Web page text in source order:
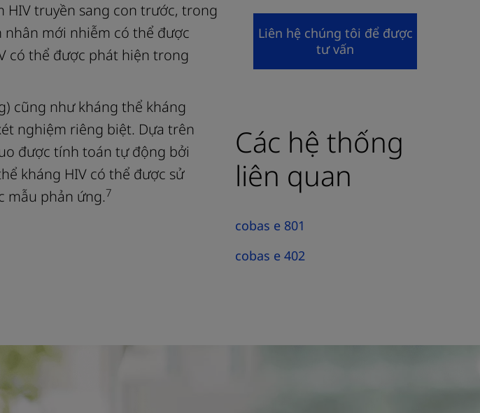
HIV truyền sang con trước, trong
nhân mới nhiễm có thể được
có thể được phát hiện trong
cũng như kháng thể kháng
nghiệm riêng biệt. Dựa trên
được tính toán tự động bởi
kháng HIV có thể được sử
mẫu phản ứng.7
Liên hệ chúng tôi để được
tư vấn
Các hệ thống
liên quan
cobas e 801
cobas e 402